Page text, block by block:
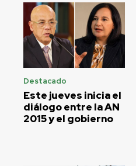
Destacado
Este jueves inicia el
diálogo entre la AN
2015 y el gobierno